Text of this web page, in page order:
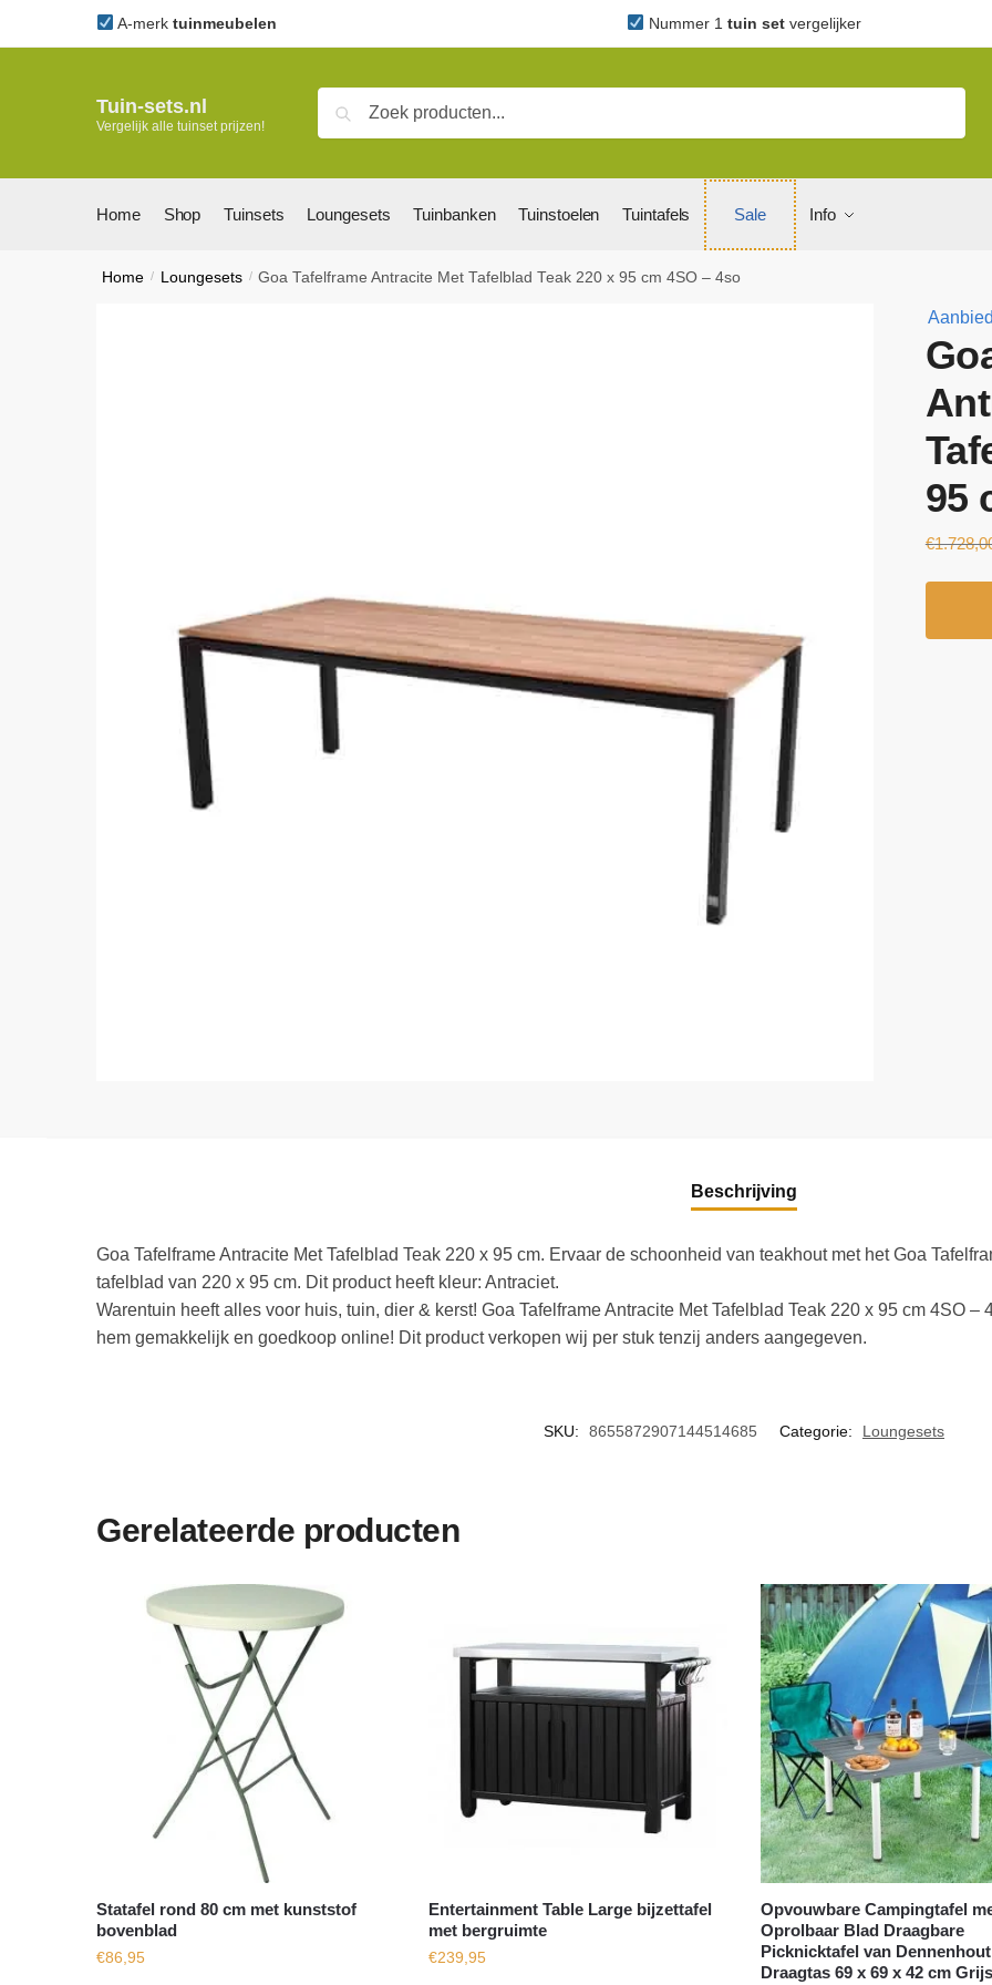
A-merk tuinmeubelen Nummer 1 tuin set vergelijker
Tuin-sets.nl
Vergelijk alle tuinset prijzen!
Zoeken
Home Shop Tuinsets Loungesets Tuinbanken Tuinstoelen Tuintafels Sale Info
Home / Loungesets / Goa Tafelframe Antracite Met Tafelblad Teak 220 x 95 cm 4SO – 4so
95
€
Beschrijving
Goa Tafelframe Antracite Met Tafelblad Teak 220 x 95 cm. Ervaar de schoonheid van teakhout met het Goa
tafelblad van 220 x 95 cm. Dit product heeft kleur: Antraciet.
Warentuin heeft alles voor huis, tuin, dier & kerst! Goa Tafelframe Antracite Met Tafelblad Teak 220 x 95 cm 4SO
hem gemakkelijk en goedkoop online! Dit product verkopen wij per stuk tenzij anders aangegeven.
SKU: 8655872907144514685 Categorie: Loungesets
Gerelateerde producten
Statafel rond 80 cm met kunststof
bovenblad
€86,95
Entertainment Table Large bijzettafel
met bergruimte
€239,95
Opvouwbare Campingtafel
Oprolbaar Blad Draagbare
Picknicktafel van
Draagtas 69 x 69 x 42 cm Grijs